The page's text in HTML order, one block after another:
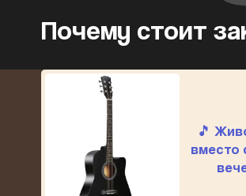
Почему стоит
🎵
вместо